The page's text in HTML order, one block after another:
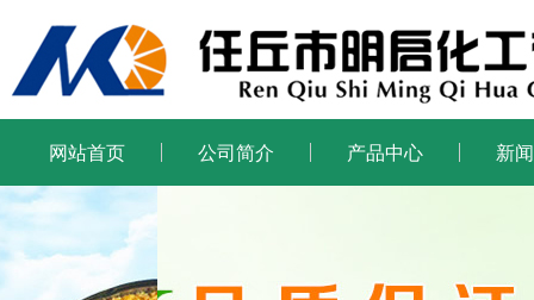
网站首页 公司简介 产品中心 新